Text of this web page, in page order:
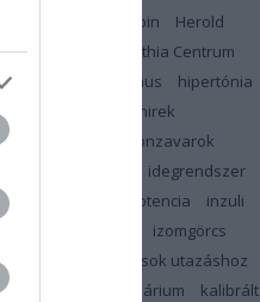
hemoglobin
Herold
Megyei Neuropathia Centrum
hiperinzulinizmus
hipertónia
hirek
hormonzavarok
idegrendszer
impotencia
inzuli
izomgörcs
jó tanácsok utazáshoz
kalendárium
kalibrált